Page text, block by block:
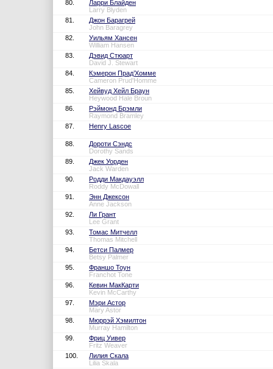
80.
Ларри Блайден
Larry Blyden
81.
Джон Барагрей
John Baragrey
82.
Уильям Хансен
William Hansen
83.
Дэвид Стюарт
David J. Stewart
84.
Кэмерон Прад’Хомме
Cameron Prud'Homme
85.
Хейвуд Хейл Браун
Heywood Hale Broun
86.
Рэймонд Брэмли
Raymond Bramley
87.
Henry Lascoe
88.
Дороти Сэндс
Dorothy Sands
89.
Джек Уорден
Jack Warden
90.
Родди Макдауэлл
Roddy McDowall
91.
Энн Джексон
Anne Jackson
92.
Ли Грант
Lee Grant
93.
Томас Митчелл
Thomas Mitchell
94.
Бетси Палмер
Betsy Palmer
95.
Франшо Тоун
Franchot Tone
96.
Кевин МакКарти
Kevin McCarthy
97.
Мэри Астор
Mary Astor
98.
Мюррэй Хэмилтон
Murray Hamilton
99.
Фриц Уивер
Fritz Weaver
100.
Лилия Скала
Lilia Skala